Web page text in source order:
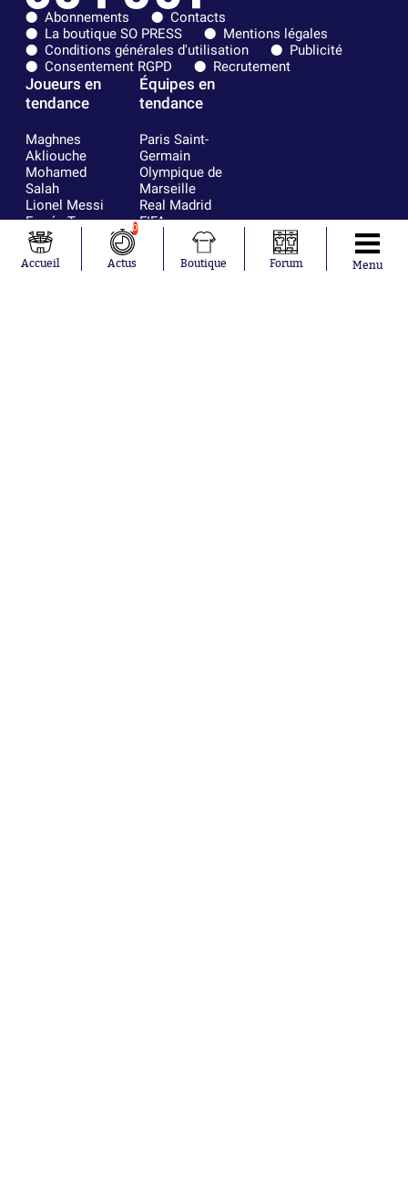
Abonnements
Contacts
La boutique SO PRESS
Mentions légales
Conditions générales d'utilisation
Publicité
Consentement RGPD
Recrutement
Joueurs en
tendance
Maghnes
Akliouche
Mohamed
Salah
Lionel Messi
Ferrán Torres
Kilian Corredor
Franco
Mastantuono
Équipes en
tendance
Paris Saint-
Germain
Olympique de
Marseille
Real Madrid
FIFA
Olympique
AS Monaco
Accueil
0
Actus Boutique Forum Menu